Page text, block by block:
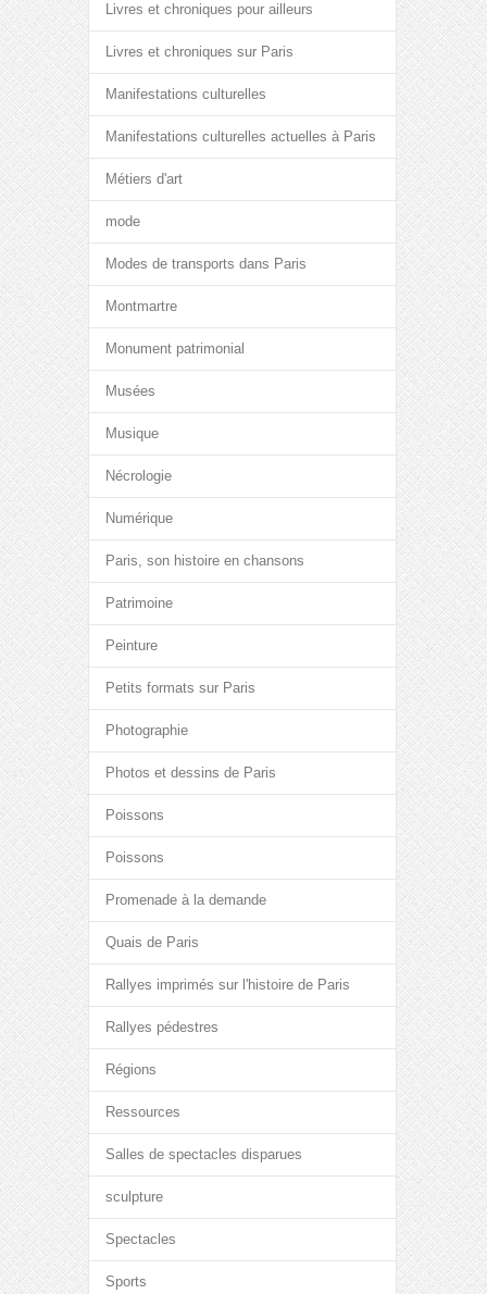
Livres et chroniques pour ailleurs
Livres et chroniques sur Paris
Manifestations culturelles
Manifestations culturelles actuelles à Paris
Métiers d'art
mode
Modes de transports dans Paris
Montmartre
Monument patrimonial
Musées
Musique
Nécrologie
Numérique
Paris, son histoire en chansons
Patrimoine
Peinture
Petits formats sur Paris
Photographie
Photos et dessins de Paris
Poissons
Poissons
Promenade à la demande
Quais de Paris
Rallyes imprimés sur l'histoire de Paris
Rallyes pédestres
Régions
Ressources
Salles de spectacles disparues
sculpture
Spectacles
Sports